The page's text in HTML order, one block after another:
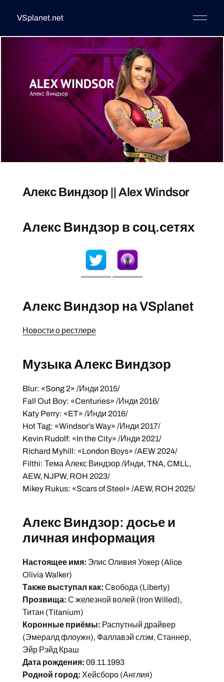
VSplanet.net
Алекс Виндзор || Alex Windsor
Алекс Виндзор в соц.сетях
Алекс Виндзор на VSplanet
Новости о рестлере
Музыка Алекс Виндзор
Blur: «Song 2» /Инди 2015/
Fall Out Boy: «Centuries» /Инди 2016/
Katy Perry: «ET» /Инди 2016/
Hot Tag: «Windsor’s Way» /Инди 2017/
Kevin Rudolf: «In the City» /Инди 2021/
Richard Myhill: «London Boys» /AEW 2024/
Filthi: Тема Алекс Виндзор /Инди, TNA, CMLL,
AEW, NJPW, ROH 2023/
Mikey Rukus: «Scars of Steel» /AEW, ROH 2025/
Алекс Виндзор: досье и
личная информация
Настоящее имя: Элис Оливия Уокер (Alice
Olivia Walker)
Также выступал как: Свобода (Liberty)
Прозвища: С железной волей (Iron Willed),
Титан (Titanium)
Коронные приёмы: Распутный драйвер
(Эмералд флоужн), Фаллавэй слэм, Станнер,
Эйр Рэйд Краш
Дата рождения: 09.11.1993
Родной город: Хейсборо (Англия)